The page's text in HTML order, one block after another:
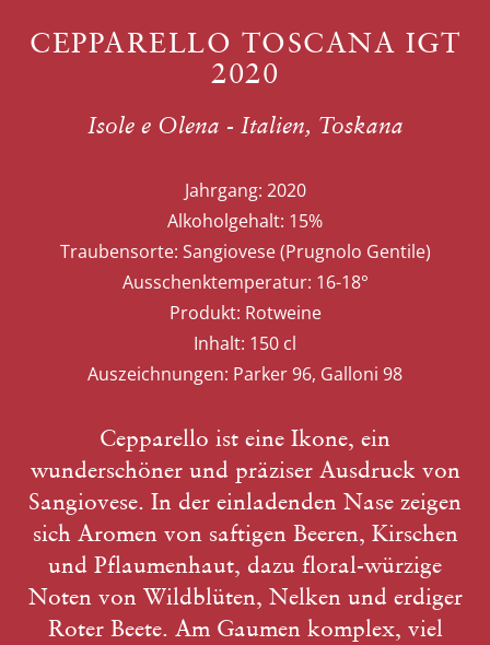
CEPPARELLO TOSCANA IGT
2020
Isole e Olena - Italien, Toskana
Jahrgang: 2020
Alkoholgehalt: 15%
Traubensorte: Sangiovese (Prugnolo Gentile)
Ausschenktemperatur: 16-18°
Produkt: Rotweine
Inhalt: 150 cl
Auszeichnungen: Parker 96, Galloni 98
Cepparello ist eine Ikone, ein
wunderschöner und präziser Ausdruck von
Sangiovese. In der einladenden Nase zeigen
sich Aromen von saftigen Beeren, Kirschen
und Pflaumenhaut, dazu floral-würzige
Noten von Wildblüten, Nelken und erdiger
Roter Beete. Am Gaumen komplex, viel